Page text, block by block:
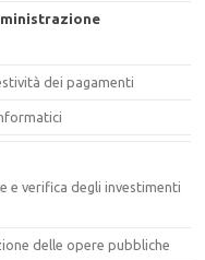
dei pagamenti
e verifica degli investimenti
delle opere pubbliche